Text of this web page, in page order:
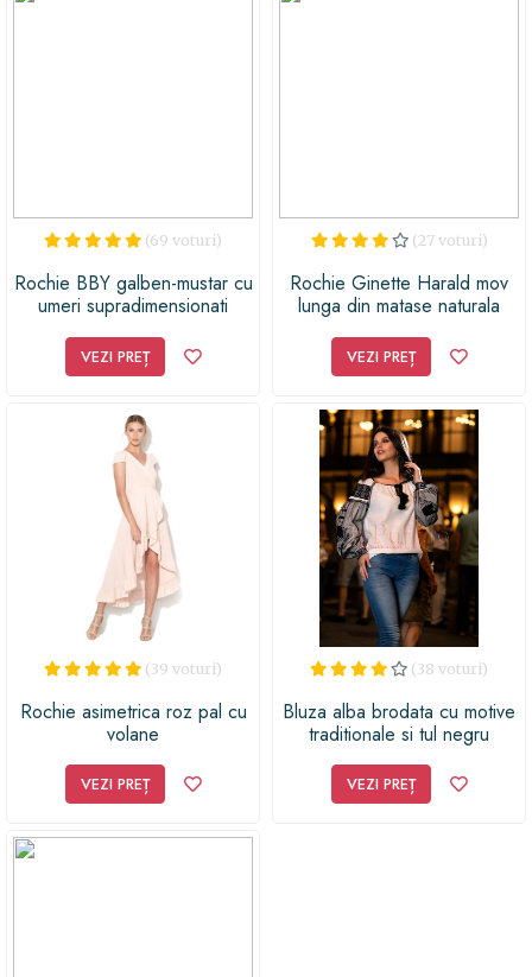
(69 voturi)
Rochie BBY galben-mustar cu
umeri supradimensionati
VEZI PREȚ
(27 voturi)
Rochie Ginette Harald mov
lunga din matase naturala
VEZI PREȚ
(39 voturi)
Rochie asimetrica roz pal cu
volane
VEZI PREȚ
(38 voturi)
Bluza alba brodata cu motive
traditionale si tul negru
VEZI PREȚ